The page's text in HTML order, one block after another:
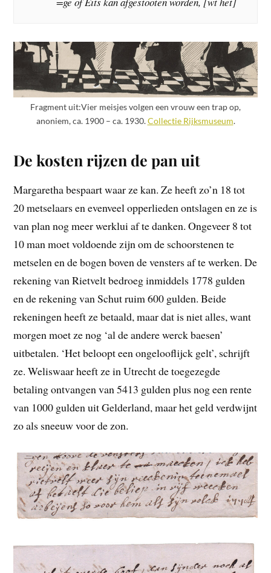
Fragment uit:Vier meisjes volgen een vrouw een trap op,
anoniem, ca. 1900 – ca. 1930.Collectie Rijksmuseum.
De kosten rijzen de pan uit
Margaretha bespaart waar ze kan. Ze heeft zo’n 18 tot
20 metselaars en evenveel opperlieden ontslagen en ze is
van plan nog meer werklui af te danken. Ongeveer 8 tot
10 man moet voldoende zijn om de schoorstenen te
metselen en de bogen boven de vensters af te werken. De
rekening van Rietvelt bedroeg inmiddels 1778 gulden
en de rekening van Schut ruim 600 gulden. Beide
rekeningen heeft ze betaald, maar dat is niet alles, want
morgen moet ze nog ‘al de andere werck baesen’
uitbetalen. ‘Het beloopt een ongelooflijck gelt’, schrijft
ze. Weliswaar heeft ze in Utrecht de toegezegde
betaling ontvangen van 5413 gulden plus nog een rente
van 1000 gulden uit Gelderland, maar het geld verdwijnt
zo als sneeuw voor de zon.